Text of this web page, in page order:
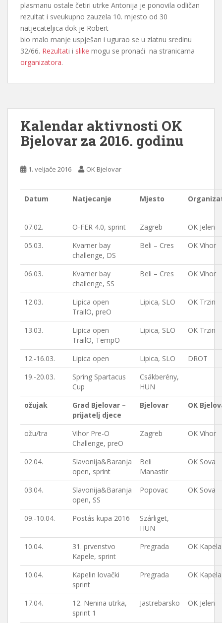
plasmanu ostale četiri utrke Antonija je ponovila odličan
rezultat i sveukupno zauzela 10. mjesto od 30
natjecateljica dok je Robert
bio malo manje uspješan i ugurao se u zlatnu sredinu
32/66. Rezultati i slike mogu se pronaći na stranicama
organizatora.
Kalendar aktivnosti OK
Bjelovar za 2016. godinu
1. veljače 2016 OK Bjelovar
Datum Natjecanje Mjesto
07.02. O-FER 4.0, sprint Zagreb
OK Jelen
05.03.
Kvarner bay
challenge, DS
Beli – Cres OK Vihor
06.03.
Kvarner bay
challenge, SS
Beli – Cres OK Vihor
12.03.
Lipica open
TrailO, preO
Lipica, SLO OK Trzin
13.03.
Lipica open
TrailO, TempO
Lipica, SLO OK Trzin
12.-16.03. Lipica open Lipica, SLO
DROT
19.-20.03.
Spring Spartacus
Cup
Csákberény,
HUN
ožujak
Grad Bjelovar –
prijatelj djece
Bjelovar OK
ožu/tra
Vihor Pre-O
Challenge, preO
Zagreb OK Vihor
02.04.
Slavonija&Baranja
open, sprint
Beli
Manastir
OK Sova
03.04.
Slavonija&Baranja
open, SS
Popovac OK Sova
09.-10.04. Postás kupa 2016
Szárliget,
HUN
10.04.
31. prvenstvo
Kapele, sprint
Pregrada OK Kapela
10.04.
Kapelin lovački
sprint
Pregrada OK Kapela
17.04.
12. Nenina utrka,
sprint 1
Jastrebarsko OK Jelen